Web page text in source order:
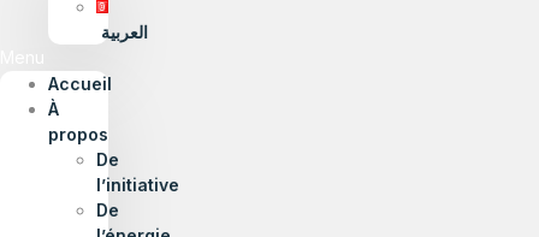
العربية
Accueil
À
propos
De
l’initiative
De